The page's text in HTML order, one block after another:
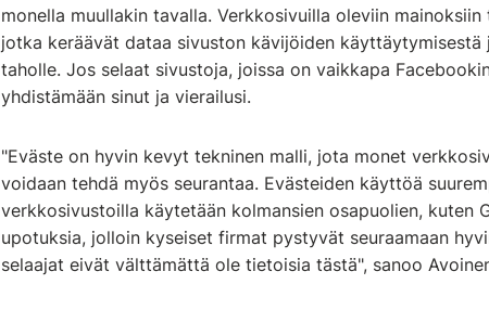
monella muullakin tavalla. Verkkosivuilla oleviin
jotka keräävät dataa sivuston kävijöiden
taholle. Jos selaat sivustoja, joissa on vaikkapa
yhdistämään sinut ja vierailusi.
"Eväste on hyvin kevyt tekninen malli, jota monet
voidaan tehdä myös seurantaa. Evästeiden käyttöä
verkkosivustoilla käytetään kolmansien osapuolien, kuten
upotuksia, jolloin kyseiset firmat pystyvät seuraamaan
selaajat eivät välttämättä ole tietoisia tästä", sanoo